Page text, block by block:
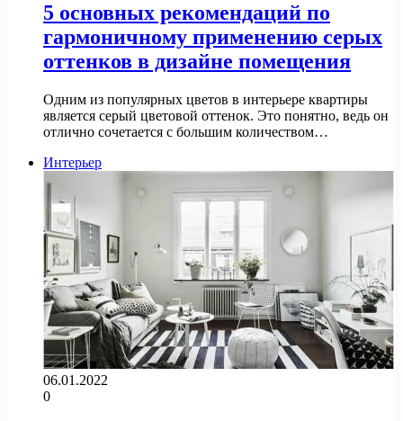
5 основных рекомендаций по
гармоничному применению серых
оттенков в дизайне помещения
Одним из популярных цветов в интерьере квартиры
является серый цветовой оттенок. Это понятно, ведь он
отлично сочетается с большим количеством…
Интерьер
06.01.2022
0